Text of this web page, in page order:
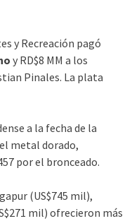
y Recreación pagó
y RD$8 MM a los
Pinales. La plata
a la fecha de la
metal dorado,
por el bronceado.
(US$745 mil),
mil) ofrecieron más